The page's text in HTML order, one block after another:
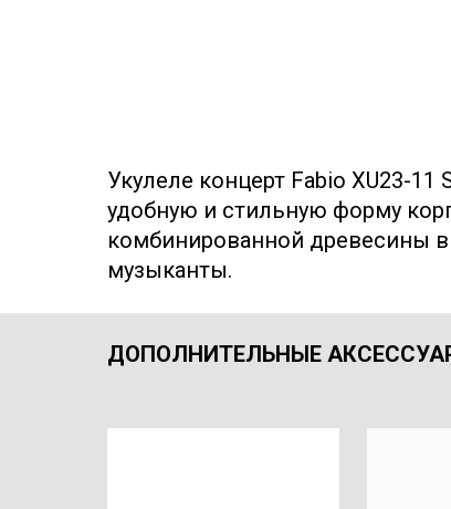
Укулеле концерт Fabio XU23-
удобную и стильную форму
комбинированной древесины
музыканты.
ДОПОЛНИТЕЛЬНЫЕ